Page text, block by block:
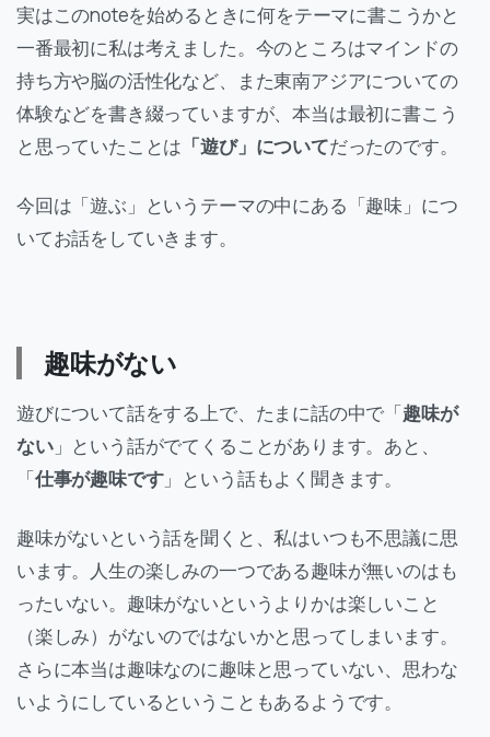
実はこのnoteを始めるときに何をテーマに書こうかと
一番最初に私は考えました。今のところはマインドの
持ち方や脳の活性化など、また東南アジアについての
体験などを書き綴っていますが、本当は最初に書こう
と思っていたことは 「遊び」についてだったのです。
今回は「遊ぶ」というテーマの中にある「趣味」につ
いてお話をしていきます。
趣味がない
遊びについて話をする上で、たまに話の中で「趣味が
ない」という話がでてくることがあります。あと、
「仕事が趣味です」という話もよく聞きます。
趣味がないという話を聞くと、私はいつも不思議に思
います。人生の楽しみの一つである趣味が無いのはも
ったいない。趣味がないというよりかは楽しいこと
（楽しみ）がないのではないかと思ってしまいます。
さらに本当は趣味なのに趣味と思っていない、思わな
いようにしているということもあるようです。